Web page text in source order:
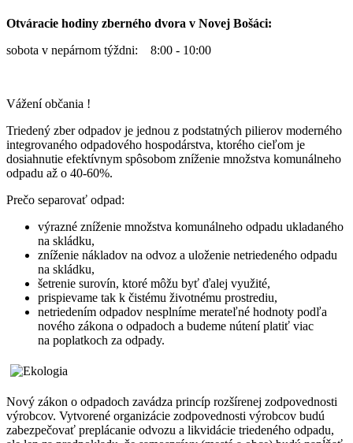
Otváracie hodiny zberného dvora v Novej Bošáci:
sobota v nepárnom týždni: 8:00 - 10:00
Vážení občania !
Triedený zber odpadov je jednou z podstatných pilierov moderného
integrovaného odpadového hospodárstva, ktorého cieľom je
dosiahnutie efektívnym spôsobom zníženie množstva komunálneho
odpadu až o 40-60%.
Prečo separovať odpad:
výrazné zníženie množstva komunálneho odpadu ukladaného
na skládku,
zníženie nákladov na odvoz a uloženie netriedeného odpadu
na skládku,
šetrenie surovín, ktoré môžu byť ďalej využité,
prispievame tak k čistému životnému prostrediu,
netriedením odpadov nesplníme merateľné hodnoty podľa
nového zákona o odpadoch a budeme nútení platiť viac
na poplatkoch za odpady.
Nový zákon o odpadoch zavádza princíp rozšírenej zodpovednosti
výrobcov. Vytvorené organizácie zodpovednosti výrobcov budú
zabezpečovať preplácanie odvozu a likvidácie triedeného odpadu,